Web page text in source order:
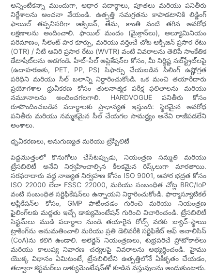
అన్నింటికన్నా ముందుగా, ఆధార పదార్థాలు, పూతలు మరియు పనితీరు
నిర్దేశాలను అంచనా వేయండి. ఉత్పత్తి సమగ్రతను కాపాడటానికి లిడ్డింగ్
ఫాయిల్ తప్పనిసరిగా ఆక్సిజన్, తేమ, కాంతి వంటి తగిన అవరోధ
లక్షణాలను అందించాలి. ఫాయిల్ మందం (మైక్రాన్‌లు), అల్యూమినియం
పరిమాణం, సీలెంట్ పొర కూర్పు, మరియు వర్తించే చోట ఆక్సిజన్ ప్రసార రేటు
(OTR) / నీటి ఆవిరి ప్రసార రేటు (WVTR) వంటి వివరాలను తెలిపే సాంకేతిక
డేటాషీట్‌లను అడగండి. హీట్-సీల్ అప్లికేషన్‌ల కోసం, మీ నిర్దిష్ట సబ్‌స్ట్రేట్‌లపై
(ఉదాహరణకు, PET, PP, PS) సిఫార్సు చేయబడిన సీలింగ్ ఉష్ణోగ్రత
పరిధిని మరియు సీల్ బలాన్ని నిర్ధారించుకోండి. ఒక మంచి తయారీదారు
ప్రయోగశాల ధ్రువీకరణ కోసం తులనాత్మక పరీక్ష ఫలితాలను మరియు
నమూనాలను అందించగలగాలి. HARDVOGUE పనితీరు కోసం
రూపొందించబడిన పదార్థాలకు ప్రాధాన్యత ఇస్తుంది: స్థిరమైన అవరోధ
పనితీరు మరియు నమ్మకమైన సీల్ చేయగల సామర్థ్యం అనేవి రాజీపడలేని
అంశాలు.
ధృవీకరణలు, అనుగుణ్యత మరియు ట్రేస్బిలిటీ
పెద్దమొత్తంలో కొనుగోలు చేసేటప్పుడు, నియంత్రణ సమ్మతి మరియు
ట్రేసబిలిటీ అనేవి నిర్వహించాల్సిన కీలకమైన రిస్క్‌లుగా మారతాయి.
సరఫరాదారు వద్ద నాణ్యత నిర్వహణ కోసం ISO 9001, ఆహార భద్రత కోసం
ISO 22000 లేదా FSSC 22000, మరియు సంబంధిత చోట్ల BRC/IoP
వంటి సంబంధిత సర్టిఫికేషన్‌లు ఉన్నాయని నిర్ధారించుకోండి. ఫార్మాస్యూటికల్
అప్లికేషన్‌ల కోసం, GMP పాటించడం గురించి మరియు నియంత్రణ
ఫైలింగ్‌లకు మద్దతు ఇచ్చే డాక్యుమెంటేషన్ గురించి విచారించండి. ట్రేసబిలిటీ
సిస్టమ్‌లు ముడి పదార్థాల నుండి తయారైన రోల్స్ వరకు బ్యాచ్-స్థాయి
ట్రాకింగ్‌ను అనుమతించాలి మరియు ప్రతి డెలివరీకి సర్టిఫికేట్ ఆఫ్ అనాలిసిస్
(CoA)ను కలిగి ఉండాలి. అలెర్జెన్ నియంత్రణలు, శుభ్రపరిచే ప్రోటోకాల్‌లు
మరియు కాలుష్య నివారణ చర్యలపై వివరాలను అభ్యర్థించండి. హైము
యొక్క విధానం ఏమిటంటే, ట్రేసబిలిటీని ఉత్పత్తిలోనే ఏకీకృతం చేయడం,
తద్వారా కస్టమర్‌లు డాక్యుమెంటేషన్‌తో కూడిన వస్తువులను అందుకుంటారు.